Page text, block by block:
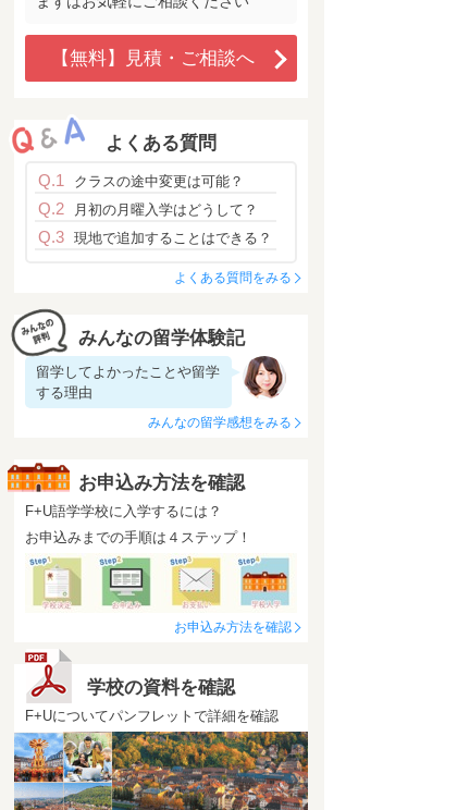
【無料】見積・ご相談へ
よくある質問
Q.1 クラスの途中変更は可能？
Q.2 月初の月曜入学はどうして？
Q.3 現地で追加することはできる？
よくある質問をみる
みんなの留学体験記
留学してよかったことや留学
する理由
みんなの留学感想をみる
お申込み方法を確認
F+U語学学校に入学するには？
お申込みまでの手順は４ステップ！
お申込み方法を確認
学校の資料を確認
F+Uについてパンフレットで詳細を確認